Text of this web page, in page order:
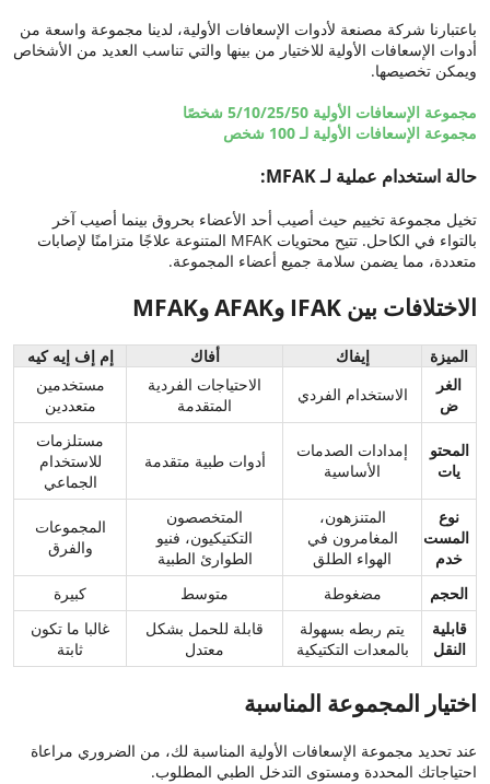
باعتبارنا شركة مصنعة لأدوات الإسعافات الأولية، لدينا مجموعة واسعة من
أدوات الإسعافات الأولية للاختيار من بينها والتي تناسب العديد من الأشخاص
ويمكن تخصيصها.
مجموعة الإسعافات الأولية 5/10/25/50 شخصًا
مجموعة الإسعافات الأولية لـ 100 شخص
حالة استخدام عملية لـ MFAK:
تخيل مجموعة تخييم حيث أصيب أحد الأعضاء بحروق بينما أصيب آخر
بالتواء في الكاحل. تتيح محتويات MFAK المتنوعة علاجًا متزامنًا لإصابات
متعددة، مما يضمن سلامة جميع أعضاء المجموعة.
الاختلافات بين IFAK وAFAK وMFAK
الميزة إيفاك أفاك
إم إف إيه كيه
الغر
ض
الاستخدام الفردي
الاحتياجات الفردية
المتقدمة
مستخدمين
متعددين
المحتو
يات
إمدادات الصدمات
الأساسية
أدوات طبية متقدمة
مستلزمات
للاستخدام
الجماعي
نوع
المست
خدم
المتنزهون،
المغامرون في
الهواء الطلق
المتخصصون
التكتيكيون، فنيو
الطوارئ الطبية
المجموعات
والفرق
الحجم مضغوطة متوسط
كبيرة
قابلية
النقل
يتم ربطه بسهولة
بالمعدات التكتيكية
قابلة للحمل بشكل
معتدل
غالبا ما تكون
ثابتة
اختيار المجموعة المناسبة
عند تحديد مجموعة الإسعافات الأولية المناسبة لك، من الضروري مراعاة
احتياجاتك المحددة ومستوى التدخل الطبي المطلوب.